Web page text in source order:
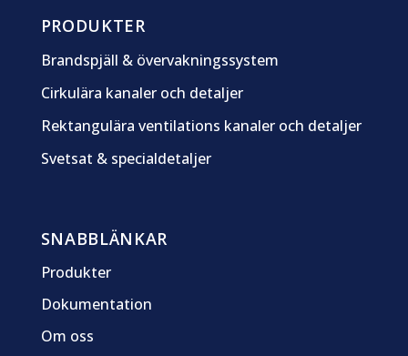
PRODUKTER
Brandspjäll & övervakningssystem
Cirkulära kanaler och detaljer
Rektangulära ventilations kanaler och detaljer
Svetsat & specialdetaljer
SNABBLÄNKAR
Produkter
Dokumentation
Om oss